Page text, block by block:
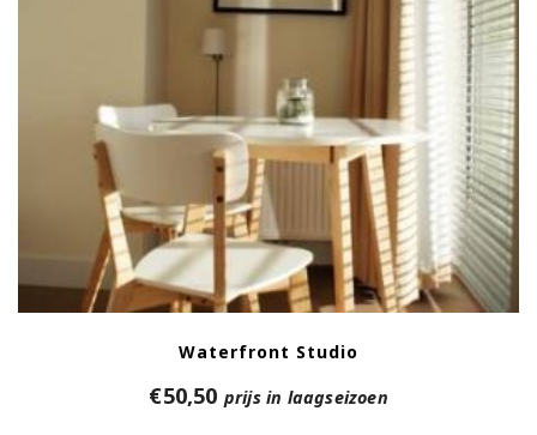
Waterfront Studio
€50,50 prijs in laagseizoen